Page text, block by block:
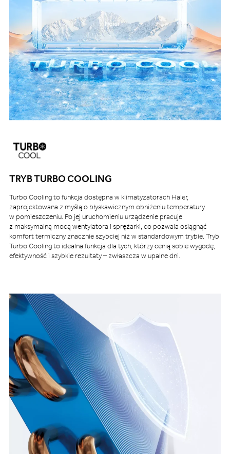
TRYB TURBO COOLING
Turbo Cooling to funkcja dostępna w klimatyzatorach Haier,
zaprojektowana z myślą o błyskawicznym obniżeniu temperatury
w pomieszczeniu. Po jej uruchomieniu urządzenie pracuje
z maksymalną mocą wentylatora i sprężarki, co pozwala osiągnąć
komfort termiczny znacznie szybciej niż w standardowym trybie. Tryb
Turbo Cooling to idealna funkcja dla tych, którzy cenią sobie wygodę,
efektywność i szybkie rezultaty – zwłaszcza w upalne dni.